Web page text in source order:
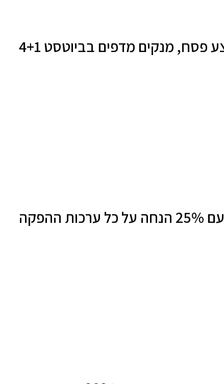
מנקים מדפים בביוטסט 4+1